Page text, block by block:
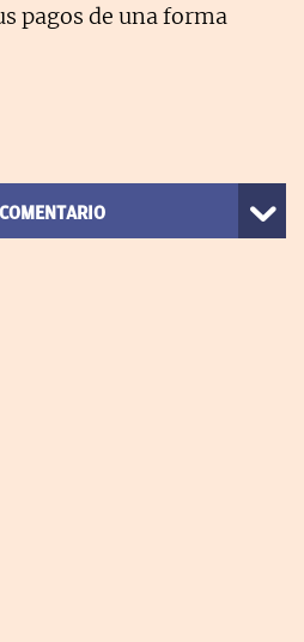
pagos de una forma
COMENTARIO